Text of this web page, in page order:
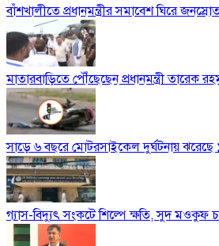
বাঁশখালীতে প্রধানমন্ত্রীর সমাবেশ ঘিরে
মাতারবাড়িতে পৌঁছেছেন প্রধানমন্ত্রী তারেক
সাড়ে ৬ বছরে মোটরসাইকেল দুর্ঘটনায় ঝরেছে
গ্যাস-বিদ্যুৎ সংকটে শিল্পে ক্ষতি, সুদ মওকুফ চায়